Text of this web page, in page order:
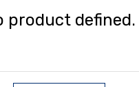
product defined.